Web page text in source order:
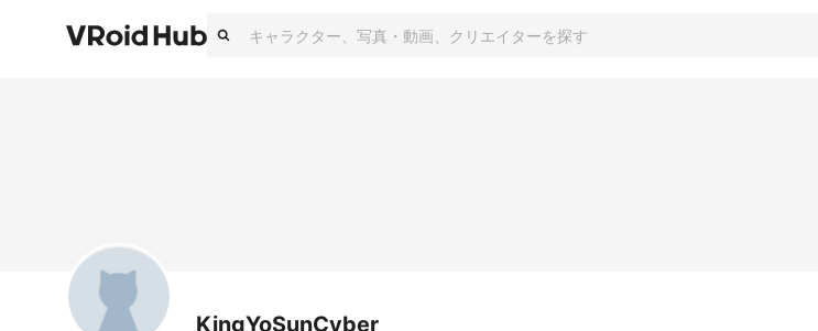
KingYoSunCyber